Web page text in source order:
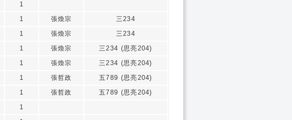
1
1 張煥宗
三234
1 張煥宗
三234
1 張煥宗
三234 (思亮204)
1 張煥宗
三234 (思亮204)
1 張哲政
五789 (思亮204)
1 張哲政
五789 (思亮204)
1